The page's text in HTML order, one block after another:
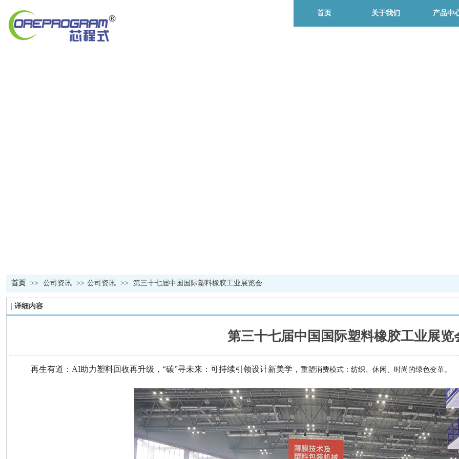
首页 关于我们 产品中
首页 >> 公司资讯 >> 公司资讯 >> 第三十七届中国国际塑料橡胶工业展览会
详细内容
第三十七届中国国际塑料橡胶工业展览
再生有道： AI助力塑料回收再升级，“碳”寻未来：可持续引领设计新美学， 重塑消费模式：纺织、休闲、时尚的绿色变革。